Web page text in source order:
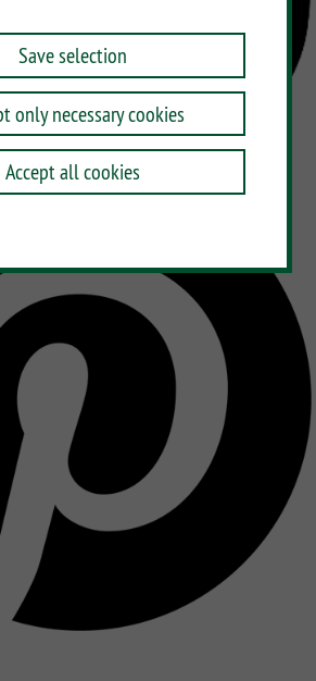
Save selection
only necessary cookies
Accept all cookies